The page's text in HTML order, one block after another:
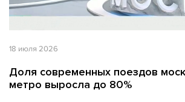
18 июля 2026
Доля современных поездов
метро выросла до 80%